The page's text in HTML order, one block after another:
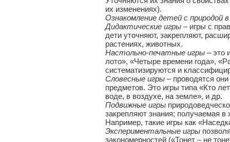
их изменениях).
Ознакомление детей с природой в
Дидактические игры – игры с
дети уточняют, закрепляют,
растениях, животных.
Настольно-печатные игры – это
лото», «Четыре времени года»,
систематизируются и
Словесные игры –проводятся они
предметов. Это игры типа «Кто
воде, в воздухе, на земле», и др.
Подвижные игры
закрепляют знания; получаемая в
Например, такие игры как
Экспериментальные игры
закономерностей («Тонет – не